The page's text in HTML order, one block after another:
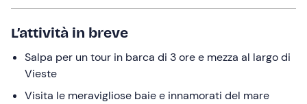
keyboard
shortcuts
for
changing
dates.
L’attività in breve
Salpa per un tour in barca di 3 ore e mezza al largo di
Vieste
Visita le meravigliose baie e innamorati del mare